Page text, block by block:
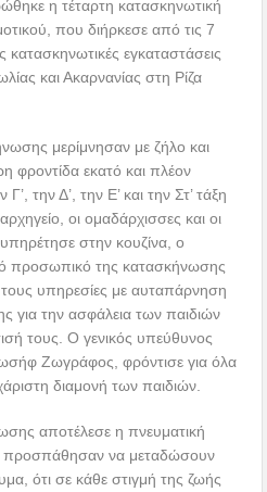
η τέταρτη κατασκηνωτική
που διήρκεσε από τις 7
κατασκηνωτικές εγκαταστάσεις
και Ακαρνανίας στη Ρίζα
μερίμνησαν με ζήλο και
φροντίδα εκατό και πλέον
την Δ’, την Ε’ και την Στ’ τάξη
οι ομαδάρχισσες και οι
στην κουζίνα, ο
προσωπικό της κατασκήνωσης
τους υπηρεσίες με αυταπάρνηση
για την ασφάλεια των παιδιών
τους. Ο γενικός υπεύθυνος
Ζωγράφος, φρόντισε για όλα
διαμονή των παιδιών.
αποτέλεσε η πνευματική
προσπάθησαν να μεταδώσουν
ότι σε κάθε στιγμή της ζωής